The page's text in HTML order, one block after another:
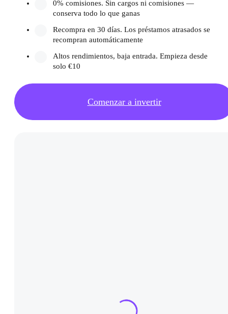
0% comisiones. Sin cargos ni comisiones —
conserva todo lo que ganas
Recompra en 30 días. Los préstamos atrasados se
recompran automáticamente
Altos rendimientos, baja entrada. Empieza desde
solo €10
Comenzar a invertir